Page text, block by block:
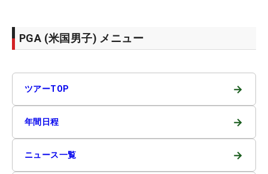
PGA (米国男子) メニュー
ツアーTOP →
年間日程 →
ニュース一覧 →